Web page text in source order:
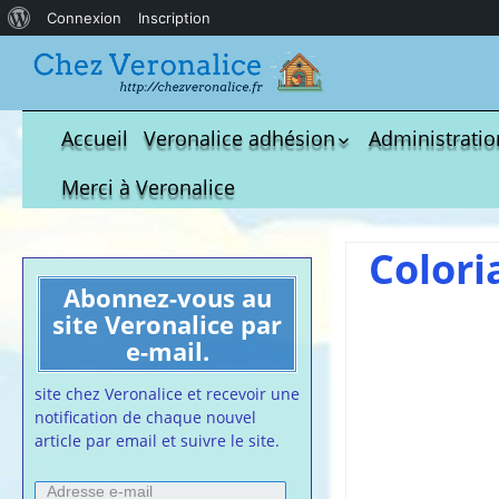
Accueil
Veronalice adhésion
Qui est-elle ?
Adhésion demandes
S.M.I.C et
Convention
Merci à Veronalice
Abonnez-vous au
site Veronalice par
e-mail.
site chez Veronalice et recevoir une
notification de chaque nouvel
article par email et suivre le site.
Adresse
propos
Connexion Inscription